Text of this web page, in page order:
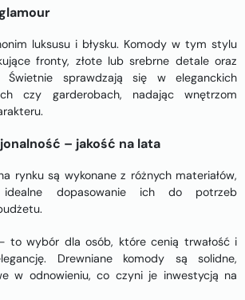
luksusu i błysku. Komody w tym stylu
fronty, złote lub srebrne detale oraz
Świetnie sprawdzają się w eleganckich
czy garderobach, nadając wnętrzom
– jakość na lata
rynku są wykonane z różnych materiałów,
dopasowanie ich do potrzeb
to wybór dla osób, które cenią trwałość i
Drewniane komody są solidne,
w odnowieniu, co czyni je inwestycją na